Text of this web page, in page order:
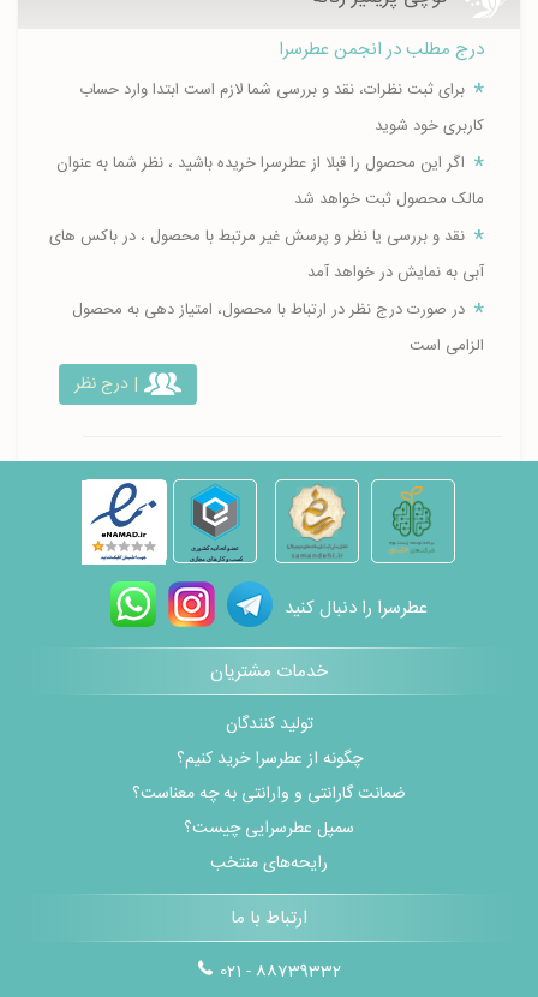
درج مطلب در انجمن عطرسرا
برای ثبت نظرات، نقد و بررسی شما لازم است ابتدا وارد حساب
کاربری خود شوید
اگر این محصول را قبلا از عطرسرا خریده باشید ، نظر شما به عنوان
مالک محصول ثبت خواهد شد
نقد و بررسی یا نظر و پرسش غیر مرتبط با محصول ، در باکس های
آبی به نمایش در خواهد آمد
در صورت درج نظر در ارتباط با محصول، امتیاز دهی به محصول
الزامی است
| درج نظر
عطرسرا را دنبال کنید
خدمات مشتریان
تولید کنندگان
چگونه از عطرسرا خرید کنیم؟
ضمانت گارانتی و وارانتی به چه معناست؟
سمپل عطرسرایی چیست؟
رایحه‌های منتخب
ارتباط با ما
021 - 88739332